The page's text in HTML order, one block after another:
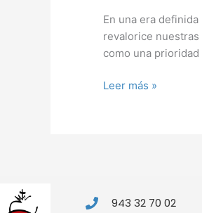
En una era
revalorice
como una
Leer más »
943 32 70 02